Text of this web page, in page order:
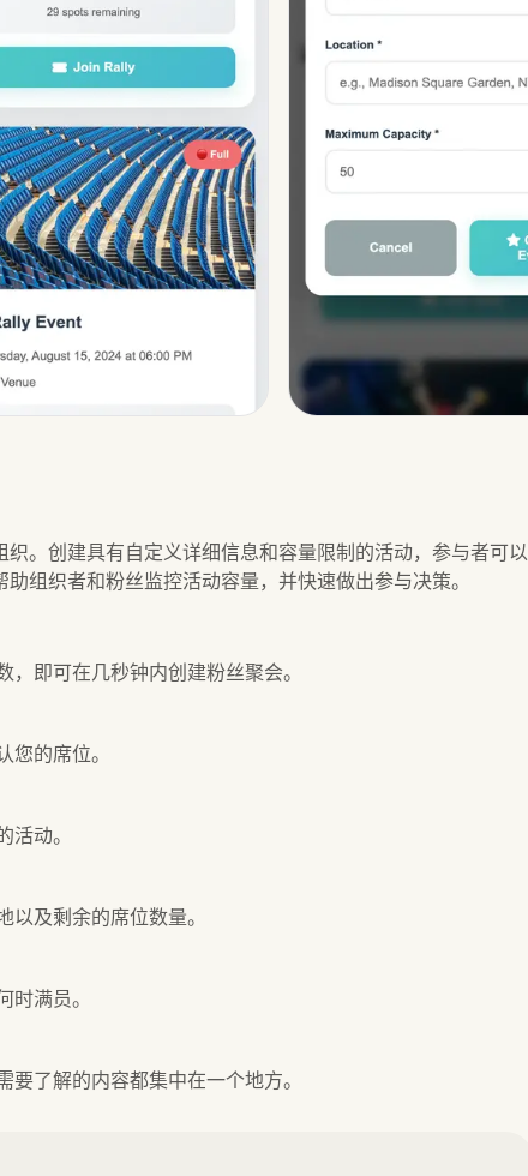
。创建具有自定义详细信息和容量限制的活动，参与者可以
组织者和粉丝监控活动容量，并快速做出参与决策。
即可在几秒钟内创建粉丝聚会。
的席位。
动。
及剩余的席位数量。
满员。
了解的内容都集中在一个地方。